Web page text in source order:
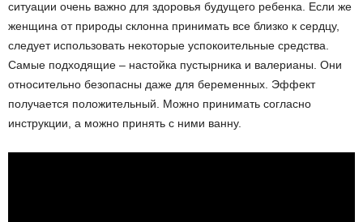
ситуации очень важно для здоровья будущего ребенка. Если же
женщина от природы склонна принимать все близко к сердцу,
следует использовать некоторые успокоительные средства.
Самые подходящие – настойка пустырника и валерианы. Они
относительно безопасны даже для беременных. Эффект
получается положительный. Можно принимать согласно
инструкции, а можно принять с ними ванну.